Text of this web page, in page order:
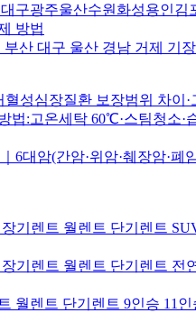
구광주울산수원화성용인
방법
산 대구 울산 경남 거제 기
성심장질환 보장범위 차이
법:고온세탁 60℃·스팀청소·
6대암(간암·위암·췌장암·
기렌트 월렌트 단기렌트
기렌트 월렌트 단기렌트
월렌트 단기렌트 9인승 11